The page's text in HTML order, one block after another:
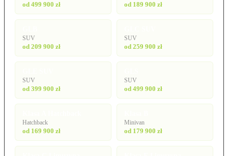
od 499 900 zł od 189 900 zł
SUV
od 209 900 zł
SUV
od 259 900 zł
SUV
od 399 900 zł
SUV
od 499 900 zł
Hatchback
od 169 900 zł
Minivan
od 179 900 zł